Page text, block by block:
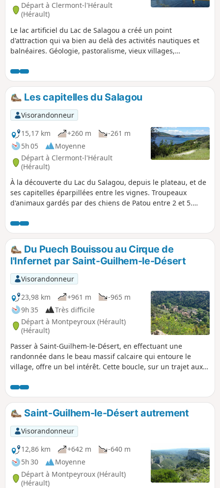
Départ à Clermont-l'Hérault
(Hérault)
Le lac artificiel du Lac de Salagou a créé un point
d'attraction qui va bien au delà des activités nautiques et
balnéaires. Géologie, pastoralisme, vieux villages,
redevenue paisible en fin d'été.
Les capitelles du Salagou
Visorandonneur
15,17 km
+260 m
-261 m
5h 05
Moyenne
Départ à Clermont-l'Hérault
(Hérault)
À la découverte du Lac du Salagou, depuis le plateau, et de
ses capitelles éparpillées entre les vignes. Troupeaux
d'animaux gardés par des chiens de Patou entre 2 et 5.
pratiques.
Du Puech Bouissou au Cirque de
l'Infernet par Saint-Guilhem-le-Désert
Visorandonneur
23,98 km
+961 m
-965 m
9h 35
Très difficile
Départ à Montpeyroux (Hérault)
(Hérault)
Passer à Saint-Guilhem-le-Désert, en effectuant une
randonnée dans le beau massif calcaire qui entoure le
village, offre un bel intérêt. Cette boucle, sur un trajet aux
secteur sans côtoyer la foule qui randonne dans le massif.
Saint-Guilhem-le-Désert autrement
Visorandonneur
12,86 km
+642 m
-640 m
5h 30
Moyenne
Départ à Montpeyroux (Hérault)
(Hérault)